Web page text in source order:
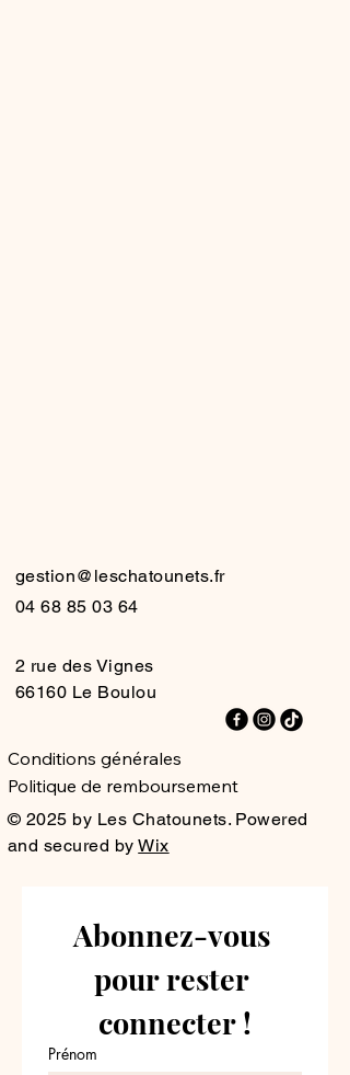
gestion@leschatounets.fr
04 68 85 03 64
2 rue des Vignes
66160 Le Boulou
Conditions générales
Politique de remboursement
© 2025 by Les Chatounets. Powered
and secured by Wix
Abonnez-vous
pour rester
connecter !
Prénom